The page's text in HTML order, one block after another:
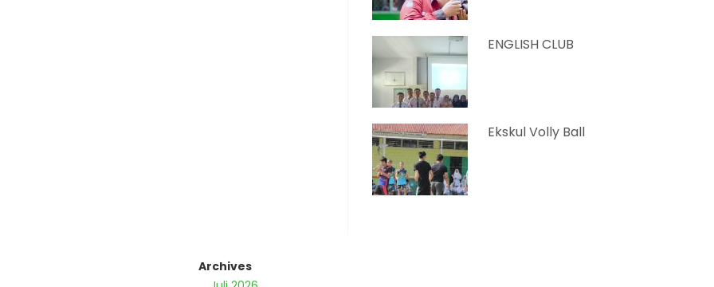
ENGLISH CLUB
Ekskul Volly Ball
Archives